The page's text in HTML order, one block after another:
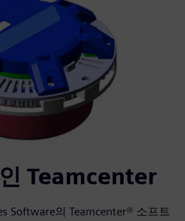
Teamcenter
Software의 Teamcenter® 소프트